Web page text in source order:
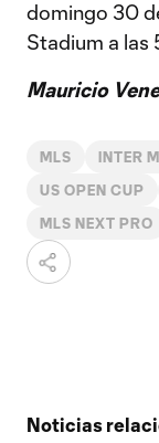
domingo 30
Stadium a las
Mauricio
MLS INTER
US OPEN CUP
MLS NEXT PRO
Noticias